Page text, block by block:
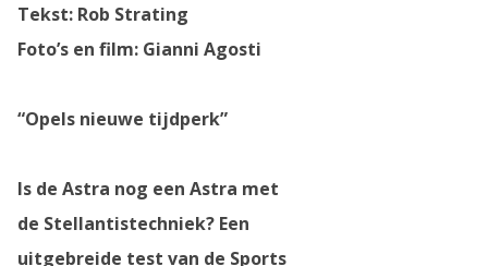
Tekst: Rob Strating
Foto’s en film: Gianni Agosti
“Opels nieuwe tijdperk”
Is de Astra nog een Astra met
de Stellantistechniek? Een
uitgebreide test van de Sports